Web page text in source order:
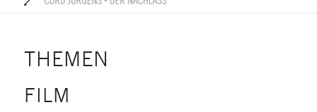
THEMEN
FILM